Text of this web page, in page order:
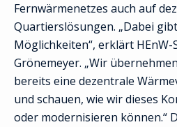
Fernwärmenetzes auch auf
Quartierslösungen. „Dabei
Möglichkeiten“, erklärt
Grönemeyer. „Wir
bereits eine dezentrale
und schauen, wie wir dieses
oder modernisieren können.“